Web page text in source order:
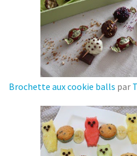
Brochette aux cookie balls par